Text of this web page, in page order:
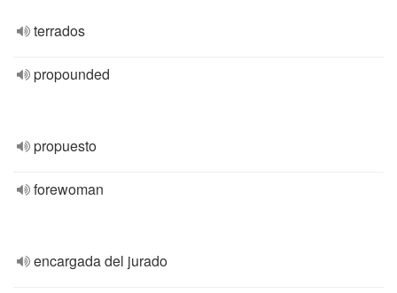
terrados
propounded
propuesto
forewoman
encargada del jurado